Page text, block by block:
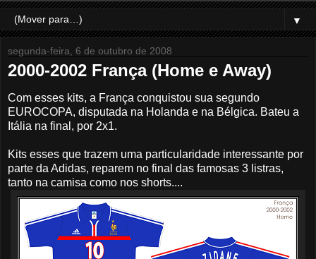
▼
segunda-feira, 6 de outubro de 2008
2000-2002 França (Home e Away)
Com esses kits, a França conquistou sua segundo
EUROCOPA, disputada na Holanda e na Bélgica. Bateu a
Itália na final, por 2x1.
Kits esses que trazem uma particularidade interessante por
parte da Adidas, reparem no final das famosas 3 listras,
tanto na camisa como nos shorts....